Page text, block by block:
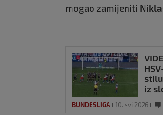
mogao zamijeniti
iz
BUNDESLIGA 10. svi 2026